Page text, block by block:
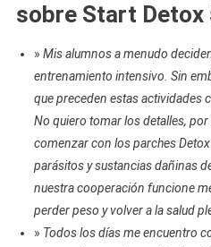
sobre Start Detox
» Mis alumnos a menudo
entrenamiento intensivo. Sin
que preceden estas actividades
No quiero tomar los detalles,
comenzar con los parches
parásitos y sustancias dañinas
nuestra cooperación funcione
perder peso y volver a la salud
» Todos los días me encuentro